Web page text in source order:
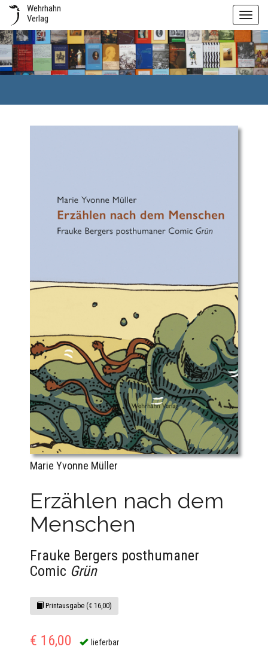
Wehrhahn
Verlag
Marie Yvonne Müller
Erzählen nach dem
Menschen
Frauke Bergers posthumaner
Comic Grün
Printausgabe (€ 16,00)
€ 16,00 lieferbar